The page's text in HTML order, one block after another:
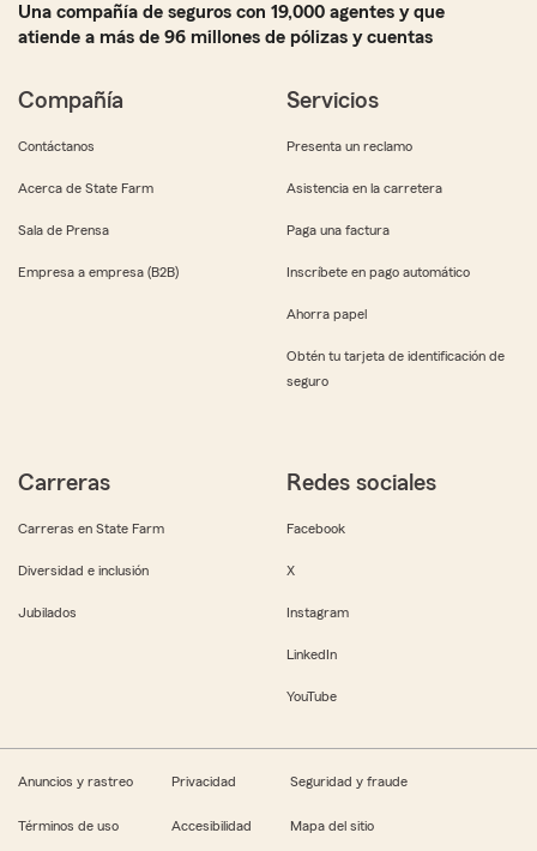
Una compañía de seguros con 19,000 agentes y que
atiende a más de 96 millones de pólizas y cuentas
Compañía
Contáctanos
Acerca de State Farm
Sala de Prensa
Empresa a empresa (B2B)
Servicios
Presenta un reclamo
Asistencia en la carretera
Paga una factura
Inscríbete en pago automático
Ahorra papel
Obtén tu tarjeta de identificación de
seguro
Carreras
Carreras en State Farm
Diversidad e inclusión
Jubilados
Redes sociales
Facebook
X
Instagram
LinkedIn
YouTube
Anuncios y rastreo Privacidad Seguridad y fraude
Términos de uso Accesibilidad Mapa del sitio